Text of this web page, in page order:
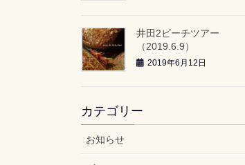
井田2ビーチツアー
（2019.6.9）
2019年6月12日
カテゴリー
お知らせ